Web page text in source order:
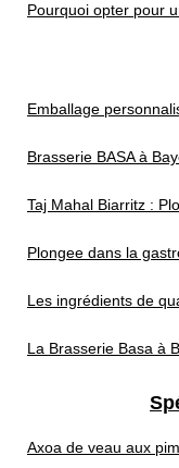
Pourquoi opter pour
Emballage
Brasserie BASA à
Taj Mahal Biarritz :
Plongee dans la
Les ingrédients de
La Brasserie Basa à
Axoa de veau aux